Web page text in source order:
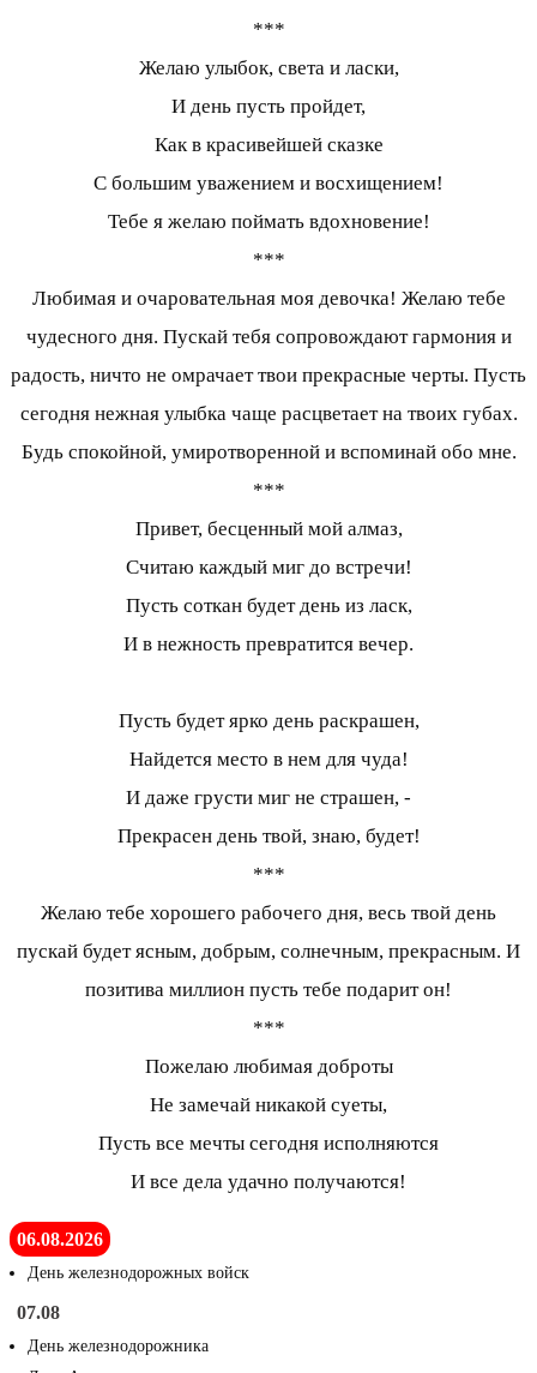
***
Желаю улыбок, света и ласки,
И день пусть пройдет,
Как в красивейшей сказке
С большим уважением и восхищением!
Тебе я желаю поймать вдохновение!
***
Любимая и очаровательная моя девочка! Желаю тебе
чудесного дня. Пускай тебя сопровождают гармония и
радость, ничто не омрачает твои прекрасные черты. Пусть
сегодня нежная улыбка чаще расцветает на твоих губах.
Будь спокойной, умиротворенной и вспоминай обо мне.
***
Привет, бесценный мой алмаз,
Считаю каждый миг до встречи!
Пусть соткан будет день из ласк,
И в нежность превратится вечер.
Пусть будет ярко день раскрашен,
Найдется место в нем для чуда!
И даже грусти миг не страшен, -
Прекрасен день твой, знаю, будет!
***
Желаю тебе хорошего рабочего дня, весь твой день
пускай будет ясным, добрым, солнечным, прекрасным. И
позитива миллион пусть тебе подарит он!
***
Пожелаю любимая доброты
Не замечай никакой суеты,
Пусть все мечты сегодня исполняются
И все дела удачно получаются!
06.08.2026
День железнодорожных войск
07.08
День железнодорожника